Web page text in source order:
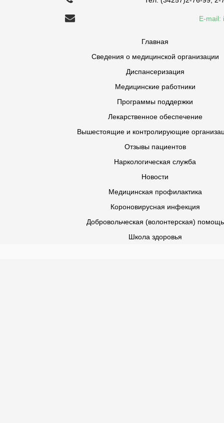
E-mail:
Главная
Сведения о медицинской организации
Диспансеризация
Медицинские работники
Программы поддержки
Лекарственное обеспечение
Вышестоящие и контролирующие
Отзывы пациентов
Наркологическая служба
Новости
Медицинская профилактика
Короновирусная инфекция
Добровольческая (волонтерская) помощь
Школа здоровья